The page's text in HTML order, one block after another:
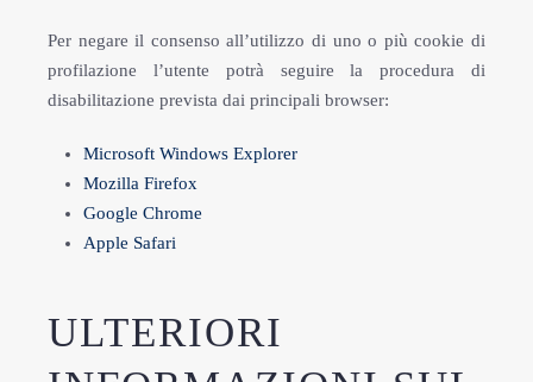
Per negare il consenso all’utilizzo di uno o più cookie di
profilazione l’utente potrà seguire la procedura di
disabilitazione prevista dai principali browser:
Microsoft Windows Explorer
Mozilla Firefox
Google Chrome
Apple Safari
ULTERIORI